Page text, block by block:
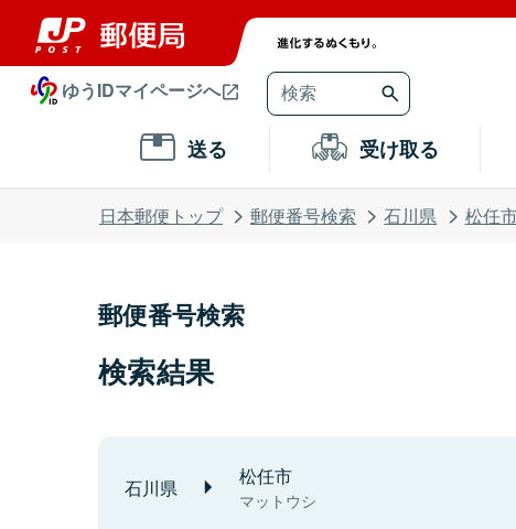
ゆうIDマイページへ
送る 受け取る
日本郵便トップ 郵便番号検索 石川県 松任
郵便番号検索
検索結果
石川県 松任市
マットウシ